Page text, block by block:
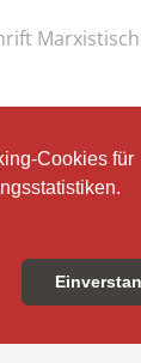
Cookies für